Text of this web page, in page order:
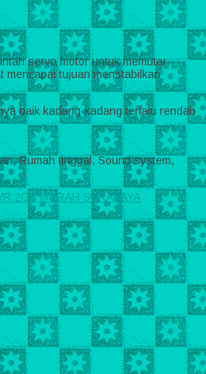
servo motor untuk memutar
mencapai tujuan menstabilkan
baik kadang-kadang terlalu rendah
Rumah tinggal, Sound system,
2GS MURAH SURABAYA